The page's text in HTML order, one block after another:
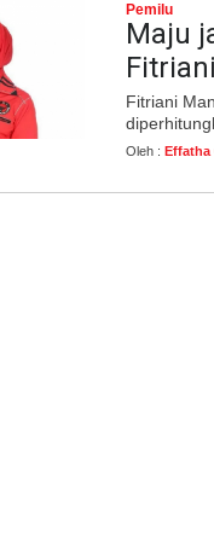
Pemilu
Maju
Fitriani
Oleh : Effatha